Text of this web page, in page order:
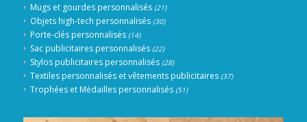
Mugs et gourdes personnalisés (21)
Objets high-tech personnalisés (30)
Porte-clés personnalisés (14)
Sac publicitaires personnalisés (22)
Stylos publicitaires personnalisés (28)
Textiles personnalisés et vêtements publicitaires (37)
Trophées et Médailles personnalisés (51)